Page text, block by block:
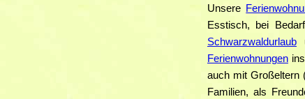
Unsere
Esstisch, bei
Schwarzwaldurlaub
Ferienwohnungen
auch mit Großeltern
Familien, als